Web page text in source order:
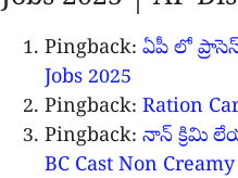
Pingback: ఏపీ లో
Jobs 2025
Pingback: Ration
Pingback: నాన్ క్రిమి
BC Cast Non